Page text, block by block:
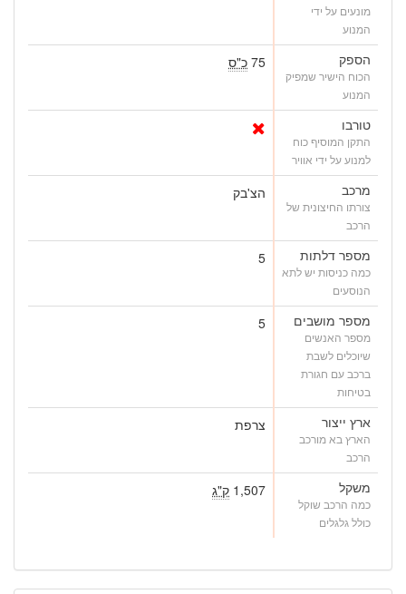
מונעים על ידי
המנוע
הספק
הכוח הישיר שמפיק
המנוע
75 כ"ס
טורבו
התקן המוסיף כוח
למנוע על ידי אוויר
מרכב
צורתו החיצונית של
הרכב
הצ'בק
מספר דלתות
כמה כניסות יש לתא
הנוסעים
5
מספר מושבים
מספר האנשים
שיוכלים לשבת
ברכב עם חגורת
בטיחות
5
ארץ ייצור
הארץ בא מורכב
הרכב
צרפת
משקל
כמה הרכב שוקל
כולל גלגלים
1,507 ק"ג